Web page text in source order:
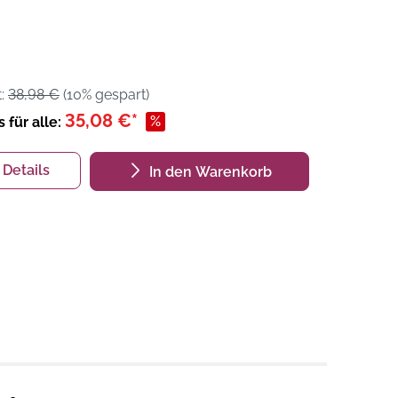
38,98 € (10% gespart)
für alle: 35,08 €* %
Details In den Warenkorb